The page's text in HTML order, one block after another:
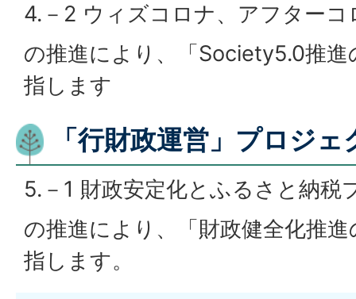
4.－2 ウィズコロナ、アフター
の推進により、「Society5.0推
指します
「行財政運営」プロジェ
5.－1 財政安定化とふるさと納税
の推進により、「財政健全化推
指します。